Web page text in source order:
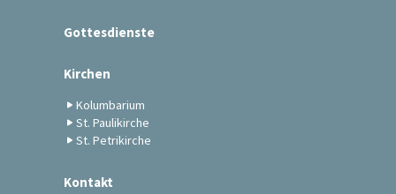
Gottesdienste
Kirchen
Kolumbarium
St. Paulikirche
St. Petrikirche
Kontakt